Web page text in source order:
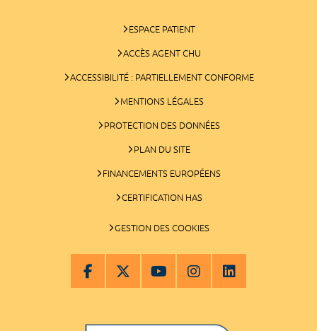
ESPACE PATIENT
ACCÈS AGENT CHU
ACCESSIBILITÉ : PARTIELLEMENT CONFORME
MENTIONS LÉGALES
PROTECTION DES DONNÉES
PLAN DU SITE
FINANCEMENTS EUROPÉENS
CERTIFICATION HAS
GESTION DES COOKIES